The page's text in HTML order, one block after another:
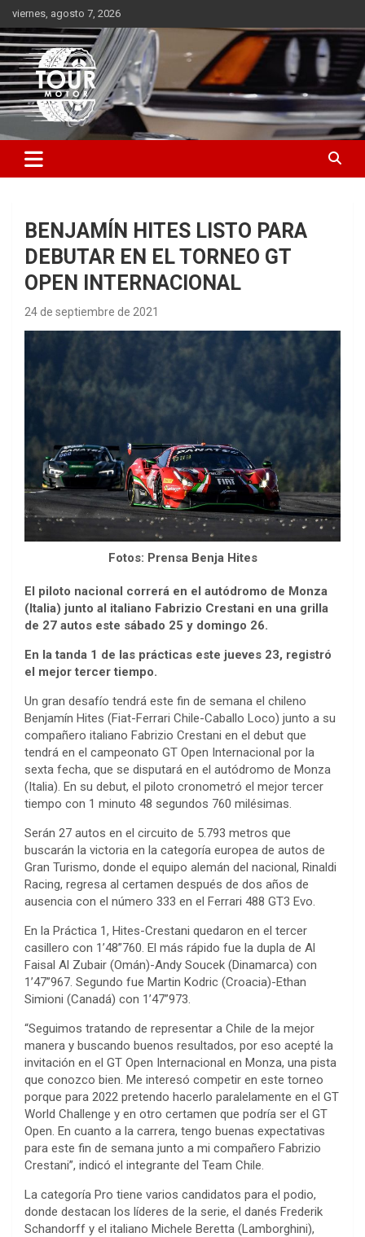
Saltar
al
contenido
viernes, agosto 7, 2026
Tour Motor
Plataforma de contenido audiovisual para el sector automotriz
BENJAMÍN HITES LISTO PARA
DEBUTAR EN EL TORNEO GT
OPEN INTERNACIONAL
24 de septiembre de 2021
Fotos: Prensa Benja Hites
El piloto nacional correrá en el autódromo de Monza
(Italia) junto al italiano Fabrizio Crestani en una grilla
de 27 autos este sábado 25 y domingo 26.
En la tanda 1 de las prácticas este jueves 23, registró
el mejor tercer tiempo.
Un gran desafío tendrá este fin de semana el chileno
Benjamín Hites (Fiat-Ferrari Chile-Caballo Loco) junto a su
compañero italiano Fabrizio Crestani en el debut que
tendrá en el campeonato GT Open Internacional por la
sexta fecha, que se disputará en el autódromo de Monza
(Italia). En su debut, el piloto cronometró el mejor tercer
tiempo con 1 minuto 48 segundos 760 milésimas.
Serán 27 autos en el circuito de 5.793 metros que
buscarán la victoria en la categoría europea de autos de
Gran Turismo, donde el equipo alemán del nacional, Rinaldi
Racing, regresa al certamen después de dos años de
ausencia con el número 333 en el Ferrari 488 GT3 Evo.
En la Práctica 1, Hites-Crestani quedaron en el tercer
casillero con 1’48”760. El más rápido fue la dupla de Al
Faisal Al Zubair (Omán)-Andy Soucek (Dinamarca) con
1’47”967. Segundo fue Martin Kodric (Croacia)-Ethan
Simioni (Canadá) con 1’47”973.
“Seguimos tratando de representar a Chile de la mejor
manera y buscando buenos resultados, por eso acepté la
invitación en el GT Open Internacional en Monza, una pista
que conozco bien. Me interesó competir en este torneo
porque para 2022 pretendo hacerlo paralelamente en el GT
World Challenge y en otro certamen que podría ser el GT
Open. En cuanto a la carrera, tengo buenas expectativas
para este fin de semana junto a mi compañero Fabrizio
Crestani”, indicó el integrante del Team Chile.
La categoría Pro tiene varios candidatos para el podio,
donde destacan los líderes de la serie, el danés Frederik
Schandorff y el italiano Michele Beretta (Lamborghini),